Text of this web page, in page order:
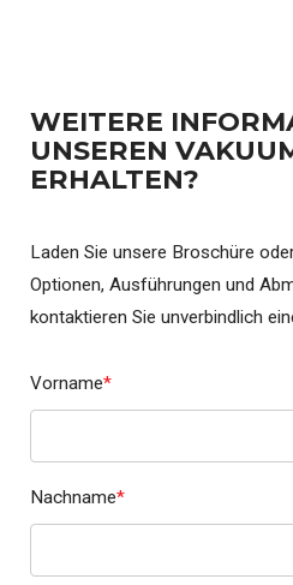
WEITERE
UNSEREN
ERHALTEN?
Laden Sie unsere Broschüre
Optionen, Ausführungen und
kontaktieren Sie unverbindlich
Vorname*
Nachname*